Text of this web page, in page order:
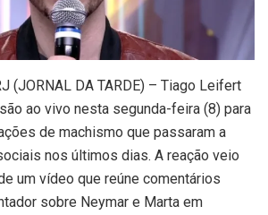
(JORNAL DA TARDE) – Tiago Leifert
ao vivo nesta segunda-feira (8) para
de machismo que passaram a
nos últimos dias. A reação veio
um vídeo que reúne comentários
sobre Neymar e Marta em